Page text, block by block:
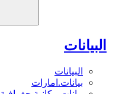
البيانات
البيانات
بيانات.امارات